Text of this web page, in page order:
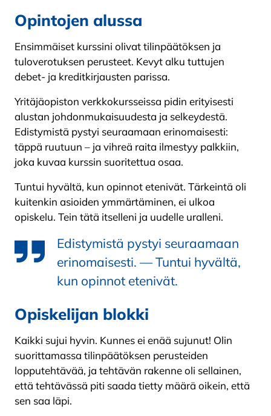
Opintojen alussa
Ensimmäiset kurssini olivat tilinpäätöksen ja
tuloverotuksen perusteet. Kevyt alku tuttujen
debet- ja kreditkirjausten parissa.
Yritäjäopiston verkkokursseissa pidin erityisesti
alustan johdonmukaisuudesta ja selkeydestä.
Edistymistä pystyi seuraamaan erinomaisesti:
täppä ruutuun – ja vihreä raita ilmestyy palkkiin,
joka kuvaa kurssin suoritettua osaa.
Tuntui hyvältä, kun opinnot etenivät. Tärkeintä oli
kuitenkin asioiden ymmärtäminen, ei ulkoa
opiskelu. Tein tätä itselleni ja uudelle uralleni.
Edistymistä pystyi seuraamaan
erinomaisesti. — Tuntui hyvältä,
kun opinnot etenivät.
Opiskelijan blokki
Kaikki sujui hyvin. Kunnes ei enää sujunut! Olin
suorittamassa tilinpäätöksen perusteiden
lopputehtävää, ja tehtävän rakenne oli sellainen,
että tehtävässä piti saada tietty määrä oikein, että
sen saa läpi.